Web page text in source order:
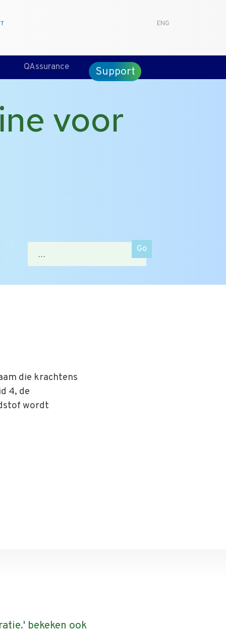
ENG
QAssurance Support
voor
Zoek
naar:
die krachtens
4, de
wordt
bekeken ook